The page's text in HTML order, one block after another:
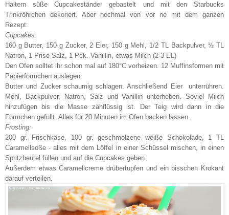
Haltern süße Cupcakeständer gebastelt und mit den Starbucks
Trinkröhrchen dekoriert. Aber nochmal von vor ne mit dem ganzen
Rezept:
Cupcakes:
160 g Butter, 150 g Zucker, 2 Eier, 150 g Mehl, 1/2 TL Backpulver, ½ TL
Natron, 1 Prise Salz, 1 Pck. Vanillin, etwas Milch (2-3 EL)
Den Ofen solltet ihr schon mal auf 180°C vorheizen. 12 Muffinsformen mit
Papierförmchen auslegen.
Butter und Zucker schaumig schlagen. Anschließend Eier unterrühren.
Mehl, Backpulver, Natron, Salz und Vanillin unterheben. Soviel Milch
hinzufügen bis die Masse zähflüssig ist. Der Teig wird dann in die
Förmchen gefüllt. Alles für 20 Minuten im Ofen backen lassen.
Frosting:
200 gr. Frischkäse, 100 gr. geschmolzene weiße Schokolade, 1 TL
Caramellsoße - alles mit dem Löffel in einer Schüssel mischen, in einen
Spritzbeutel füllen und auf die Cupcakes geben.
Außerdem etwas Caramellcreme drübertupfen und ein bisschen Krokant
darauf verteilen.